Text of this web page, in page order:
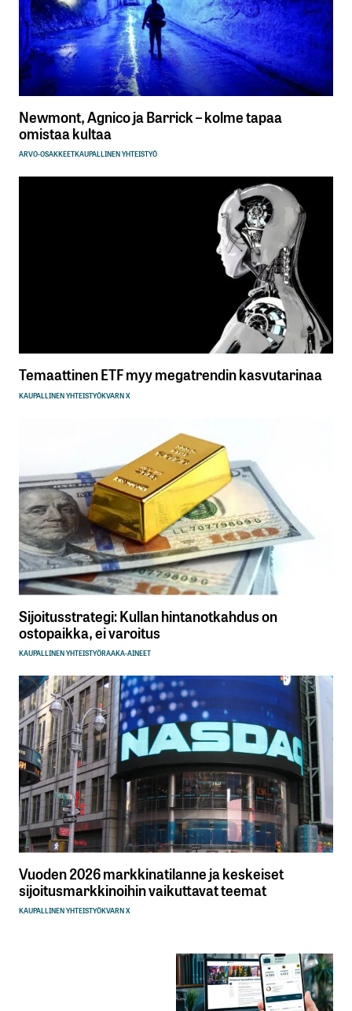
Newmont, Agnico ja Barrick – kolme tapaa
omistaa kultaa
ARVO-OSAKKEETKAUPALLINEN YHTEISTYÖ
Temaattinen ETF myy megatrendin kasvutarinaa
KAUPALLINEN YHTEISTYÖKVARN X
Sijoitusstrategi: Kullan hintanotkahdus on
ostopaikka, ei varoitus
KAUPALLINEN YHTEISTYÖRAAKA-AINEET
Vuoden 2026 markkinatilanne ja keskeiset
sijoitusmarkkinoihin vaikuttavat teemat
KAUPALLINEN YHTEISTYÖKVARN X